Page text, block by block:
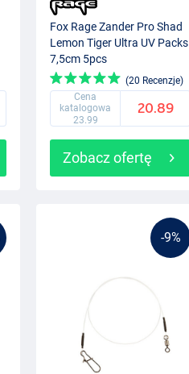
Fox Rage Zander Pro Shad
Lemon Tiger Ultra UV Packs
7,5cm 5pcs
(20 Recenzje)
Cena
katalogowa
23.99
20.89
Zobacz ofertę
-9%